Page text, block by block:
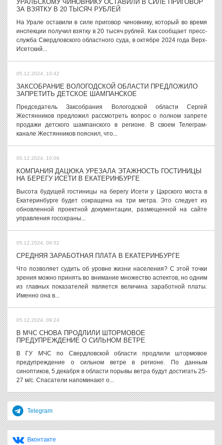
УРАЛЬСКОМУ ЧИНОВНИКУ ОСТАВИЛИ В СИЛЕ ПРИГОВОР
ЗА ВЗЯТКУ В 20 ТЫСЯЧ РУБЛЕЙ
На Урале оставили в силе приговор чиновнику, который во время
инспекции получил взятку в 20 тысяч рублей. Как сообщает пресс-
служба Свердловского областного суда, в октябре 2024 года Верх-
Исетский...
05.12.2024, 10:42
ЗАКСОБРАНИЕ ВОЛОГОДСКОЙ ОБЛАСТИ ПРЕДЛОЖИЛО
ЗАПРЕТИТЬ ДЕТСКОЕ ШАМПАНСКОЕ
Председатель Заксобрания Вологодской области Сергей
Жестянников предложил рассмотреть вопрос о полном запрете
продажи детского шампанского в регионе. В своем Телеграм-
канале Жестянников пояснил, что...
05.12.2024, 10:06
КОМПАНИЯ ДАЦЮКА УРЕЗАЛА ЭТАЖНОСТЬ ГОСТИНИЦЫ
НА БЕРЕГУ ИСЕТИ В ЕКАТЕРИНБУРГЕ
Высота будущей гостиницы на берегу Исети у Царского моста в
Екатеринбурге будет сокращена на три метра. Это следует из
обновленной проектной документации, размещенной на сайте
управления госохраны...
05.12.2024, 09:52
СРЕДНЯЯ ЗАРАБОТНАЯ ПЛАТА В ЕКАТЕРИНБУРГЕ
Что позволяет судить об уровне жизни населения? С этой точки
зрения можно принять во внимание множество аспектов, но одним
из главных показателей является величина заработной платы.
Именно она в...
05.12.2024, 09:24
В МЧС СНОВА ПРОДЛИЛИ ШТОРМОВОЕ
ПРЕДУПРЕЖДЕНИЕ О СИЛЬНОМ ВЕТРЕ
В ГУ МЧС по Свердловской области продлили штормовое
предупреждение о сильном ветре в регионе. По данным
синоптиков, 5 декабря в области порывы ветра будут достигать 25-
27 м/с. Спасатели напоминают о...
Telegram
Вконтакте